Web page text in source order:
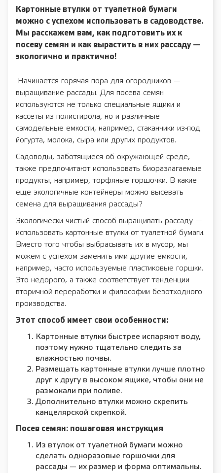
Картонные втулки от туалетной бумаги
можно с успехом использовать в садоводстве.
Мы расскажем вам, как подготовить их к
посеву семян и как вырастить в них рассаду —
экологично и практично!
Начинается горячая пора для огородников —
выращивание рассады. Для посева семян
используются не только специальные ящики и
кассеты из полистирола, но и различные
самодельные емкости, например, стаканчики из-под
йогурта, молока, сыра или других продуктов.
Садоводы, заботящиеся об окружающей среде,
также предпочитают использовать биоразлагаемые
продукты, например, торфяные горшочки. В какие
еще экологичные контейнеры можно высевать
семена для выращивания рассады?
Экологически чистый способ выращивать рассаду —
использовать картонные втулки от туалетной бумаги.
Вместо того чтобы выбрасывать их в мусор, мы
можем с успехом заменить ими другие емкости,
например, часто используемые пластиковые горшки.
Это недорого, а также соответствует тенденции
вторичной переработки и философии безотходного
производства.
Этот способ имеет свои особенности:
Картонные втулки быстрее испаряют воду,
поэтому нужно тщательно следить за
влажностью почвы.
Размещать картонные втулки лучше плотно
друг к другу в высоком ящике, чтобы они не
размокали при поливе.
Дополнительно втулки можно скрепить
канцелярской скрепкой.
Посев семян: пошаговая инструкция
Из втулок от туалетной бумаги можно
сделать одноразовые горшочки для
рассады — их размер и форма оптимальны.